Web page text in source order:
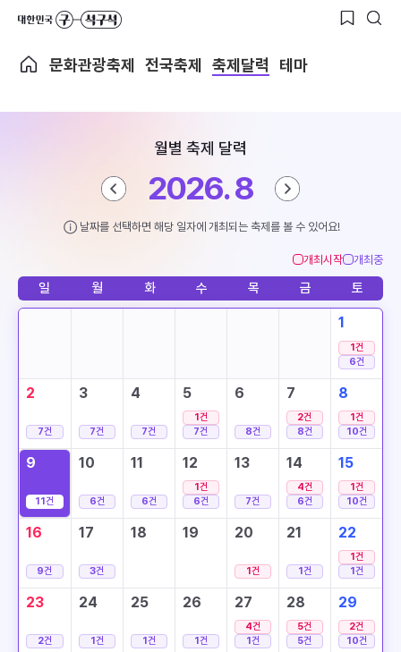
문화관광축제 전국축제 축제달력 테마
월별 축제 달력
2026. 8
날짜를 선택하면 해당 일자에 개최되는 축제를 볼 수 있어요!
개최시작 개최중
일 월 화 수 목 금 토
1
1건
6건
2
7건
3
7건
4
7건
5
1건
7건
6
8건
7
2건
8건
8
1건
10건
9
11건
10
6건
11
6건
12
1건
6건
13
7건
14
4건
6건
15
1건
10건
16
9건
17
3건
18 19 20
1건
21
1건
22
1건
1건
23
2건
24
1건
25
1건
26
1건
27
4건
1건
28
5건
5건
29
2건
10건